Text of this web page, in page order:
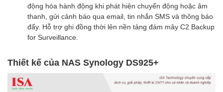
động hóa hành động khi phát hiện chuyển động hoặc âm
thanh, gửi cảnh báo qua email, tin nhắn SMS và thông báo
đẩy. Hỗ trợ ghi đồng thời lên nền tảng đám mây C2 Backup
for Surveillance.
Thiết kế của NAS Synology DS925+